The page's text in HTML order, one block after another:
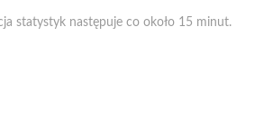
statystyk następuje co około 15 minut.